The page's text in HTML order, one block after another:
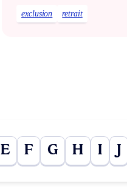
exclusion retrait
E F G H I J